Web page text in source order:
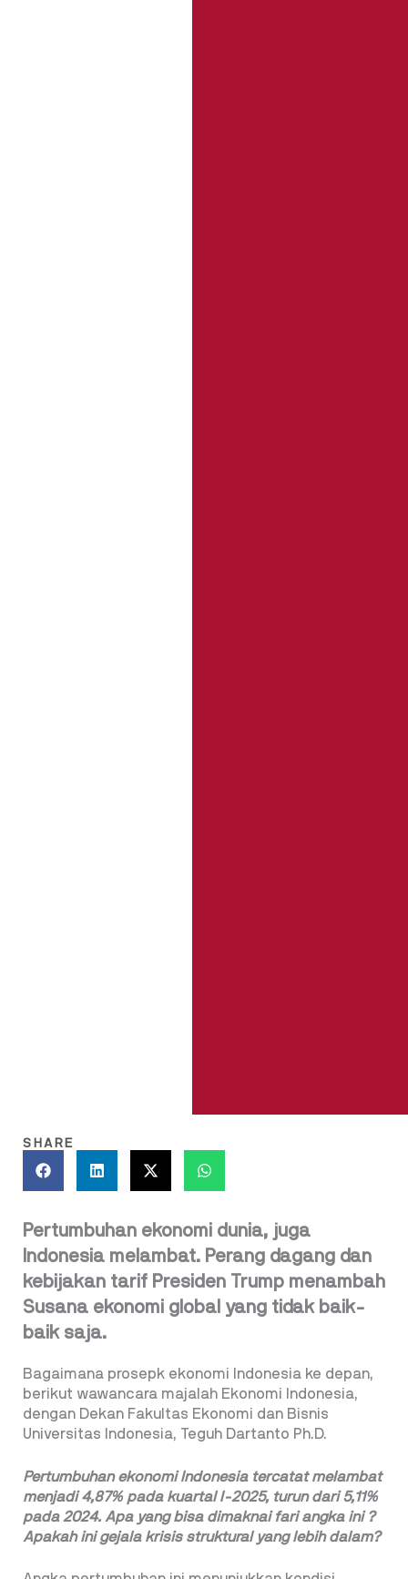
SHARE
Pertumbuhan ekonomi dunia, juga
Indonesia melambat. Perang dagang dan
kebijakan tarif Presiden Trump menambah
Susana ekonomi global yang tidak baik-
baik saja.
Bagaimana prosepk ekonomi Indonesia ke depan,
berikut wawancara majalah Ekonomi Indonesia,
dengan Dekan Fakultas Ekonomi dan Bisnis
Universitas Indonesia, Teguh Dartanto Ph.D.
Pertumbuhan ekonomi Indonesia tercatatmelambat
menjadi 4,87% pada kuartalI-2025, turun dari 5,11%
pada 2024. Apa yang bisa dimaknai fari angka ini ?
Apakahini gejala krisis struktural yang lebihdalam?